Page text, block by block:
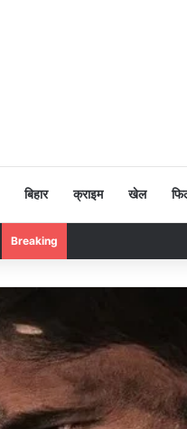
बिहार क्राइम खेल
Breaking